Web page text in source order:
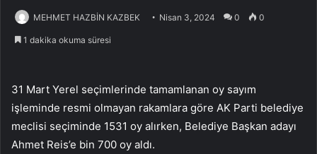
MEHMET HAZBİN KAZBEK Nisan 3, 2024 0 0
1 dakika okuma süresi
31 Mart Yerel seçimlerinde tamamlanan oy sayım
işleminde resmi olmayan rakamlara göre AK Parti belediye
meclisi seçiminde 1531 oy alırken, Belediye Başkan adayı
Ahmet Reis’e bin 700 oy aldı.